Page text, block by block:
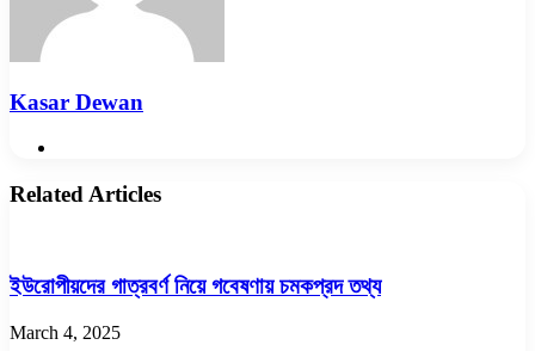
Kasar Dewan
Related Articles
ইউরোপীয়দের গাত্রবর্ণ নিয়ে গবেষণায় চমকপ্রদ তথ্য
March 4, 2025